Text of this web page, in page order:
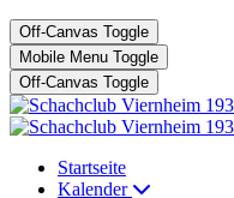
Off-Canvas Toggle
Mobile Menu Toggle
Off-Canvas Toggle
Startseite
Kalender